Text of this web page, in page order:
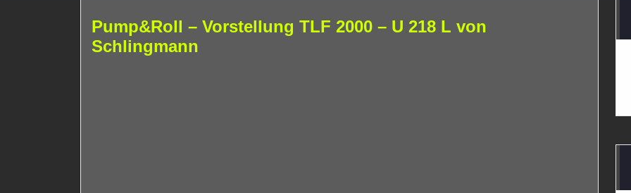
Pump&Roll – Vorstellung TLF 2000 – U 218 L von
Schlingmann